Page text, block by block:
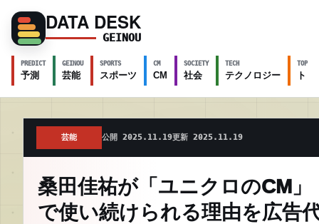
DATA DESK
GEINOU
PREDICT
予測
GEINOU
芸能
SPORTS
スポーツ
CM
CM
SOCIETY
社会
TECH
テクノロジー
TOPICS
ト
芸能 公開 2025.11.19更新 2025.11.19
桑田佳祐が「ユニクロのCM」
で使い続けられる理由を広告